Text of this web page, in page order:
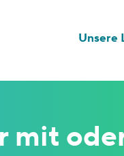
Unsere
mit